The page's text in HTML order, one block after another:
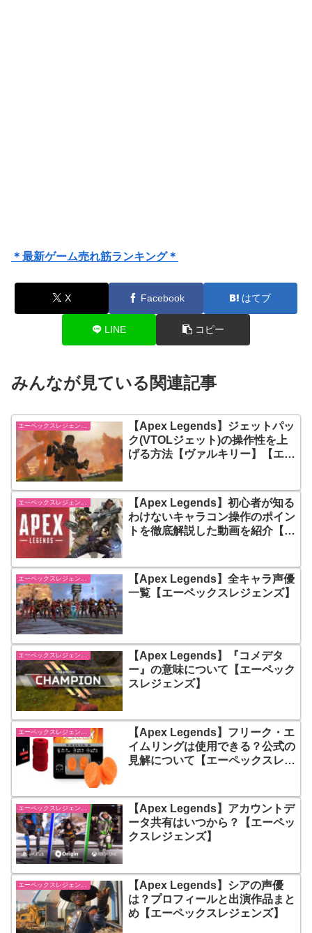
＊最新ゲーム売れ筋ランキング＊
X Facebook はてブ
LINE コピー
みんなが見ている関連記事
エーペックスレジェンズ【Apex Legends】
【Apex Legends】ジェットパッ
ク(VTOLジェット)の操作性を上
げる方法【ヴァルキリー】【エー
【Apex Legends】初心者が知る
わけないキャラコン操作のポイン
トを徹底解説した動画を紹介【エ
エーペックスレジェンズ【Apex Legends】
【Apex Legends】全キャラ声優
一覧【エーペックスレジェンズ】
エーペックスレジェンズ【Apex Legends】
【Apex Legends】『コメデタ
ー』の意味について【エーペック
スレジェンズ】
【Apex Legends】フリーク・エ
イムリングは使用できる？公式の
見解について【エーペックスレジ
エーペックスレジェンズ【Apex Legends】
【Apex Legends】アカウントデ
ータ共有はいつから？【エーペッ
クスレジェンズ】
エーペックスレジェンズ【Apex Legends】
【Apex Legends】シアの声優
は？プロフィールと出演作品まと
め【エーペックスレジェンズ】